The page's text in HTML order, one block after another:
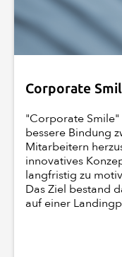
Corporate
"Corporate
bessere Bindung
Mitarbeitern
innovatives
langfristig zu
Das Ziel bestand
auf einer